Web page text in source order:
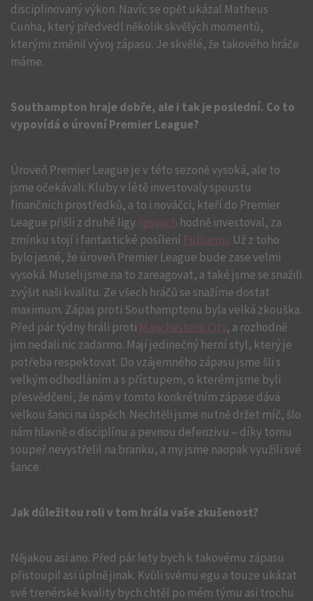
disciplinovaný výkon. Navíc se opět ukázal Matheus
Cunha, který předvedl několik skvělých momentů,
kterými změnil vývoj zápasu. Je skvělé, že takového hráče
máme.
Southampton hraje dobře, ale i tak je poslední. Co to
vypovídá o úrovní Premier League?
Úroveň Premier League je v této sezoně vysoká, ale to
jsme očekávali. Kluby v létě investovaly spoustu
finančních prostředků, a to i nováčci, kteří do Premier
League přišli z druhé ligy. Ipswich hodně investoval, za
zmínku stojí i fantastické posílení Fulhamu. Už z toho
bylo jasné, že úroveň Premier League bude zase velmi
vysoká. Museli jsme na to zareagovat, a také jsme se snažili
zvýšit naši kvalitu. Ze všech hráčů se snažíme dostat
maximum. Zápas proti Southamptonu byla velká zkouška.
Před pár týdny hráli proti Manchesteru City, a rozhodně
jim nedali nic zadarmo. Mají jedinečný herní styl, který je
potřeba respektovat. Do vzájemného zápasu jsme šli s
velkým odhodláním a s přístupem, o kterém jsme byli
přesvědčení, že nám v tomto konkrétním zápase dává
velkou šanci na úspěch. Nechtěli jsme nutně držet míč, šlo
nám hlavně o disciplínu a pevnou defenzivu – díky tomu
soupeř nevystřelil na branku, a my jsme naopak využili své
šance.
Jak důležitou roli v tom hrála vaše zkušenost?
Nějakou asi ano. Před pár lety bych k takovému zápasu
přistoupil asi úplně jinak. Kvůli svému egu a touze ukázat
své trenérské kvality bych chtěl po mém týmu asi trochu